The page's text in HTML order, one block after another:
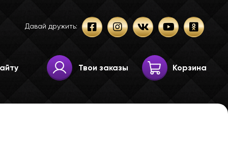
Давай дружить:
Твои заказы Корзина